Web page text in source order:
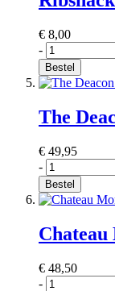
€ 8,00
-
Bestel
The
€ 49,95
-
Bestel
€ 48,50
-